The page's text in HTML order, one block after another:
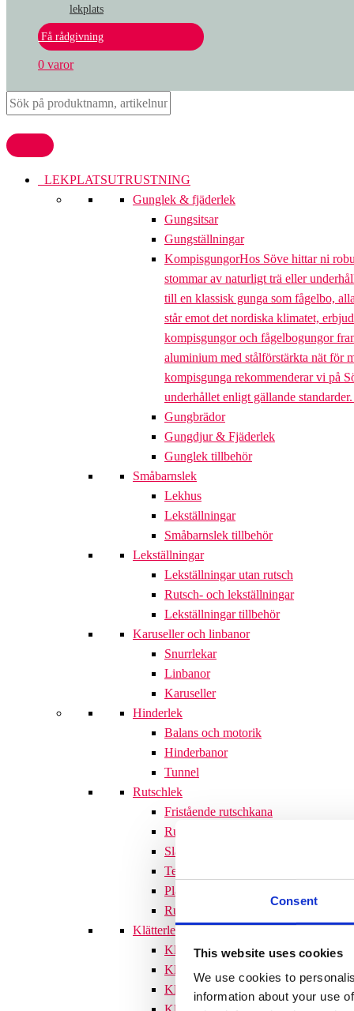
Consent
This website uses cookies
We use cookies to
information about your use
lekplats
Få rådgivning
0 varor
LEKPLATSUTRUSTNING
Gunglek & fjäderlek
Gungsitsar
Gungställningar
KompisgungorHos Söve hittar ni
stommar av naturligt trä eller
till en klassisk gunga som fågelbo,
står emot det nordiska klimatet,
kompisgungor och fågelbogungor
aluminium med stålförstärkta nät för
kompisgunga rekommenderar vi på
underhållet enligt gällande
Gungbrädor
Gungdjur & Fjäderlek
Gunglek tillbehör
Småbarnslek
Lekhus
Lekställningar
Småbarnslek tillbehör
Lekställningar
Lekställningar utan rutsch
Rutsch- och lekställningar
Lekställningar tillbehör
Karuseller och linbanor
Snurrlekar
Linbanor
Karuseller
Hinderlek
Balans och motorik
Hinderbanor
Tunnel
Rutschlek
Fristående rutschkana
Rutschkanor till lekställningar
Släntrutschkana
Terrängtrappor
Plattformar
Rutschlek tillbehör
Klätterlek
Klätterställningar
Klätterställning med rutschkana
Klätternät